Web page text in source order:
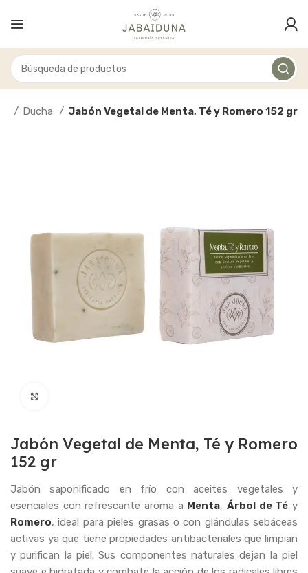
Ducha Jabón Vegetal de Menta, Té y Romero 152 gr
Jabón Vegetal de Menta, Té y Romero
152 gr
Jabón saponificado en frío con aceites vegetales y
esenciales con refrescante aroma a Menta,Árbol de Té y
Romero, ideal para pieles grasas o con glándulas sebáceas
activas ya que tiene propiedades antibacteriales que limpian
y purifican la piel. Sus componentes naturales dejan la piel